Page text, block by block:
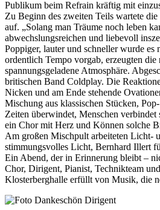
Publikum beim Refrain kräftig mit
Zu Beginn des zweiten Teils wartete
auf. „Solang man Träume noch leben
abwechslungsreichen und liebevoll
Poppiger, lauter und schneller wurde
ordentlich Tempo vorgab, erzeugten
spannungsgeladene Atmosphäre.
britischen Band Coldplay. Die
Nicken und am Ende stehende
Mischung aus klassischen Stücken,
Zeiten überwindet, Menschen
ein Chor mit Herz und Können solche
Am großen Mischpult arbeiteten Licht-
stimmungsvolles Licht, Bernhard Illert
Ein Abend, der in Erinnerung bleibt –
Chor, Dirigent, Pianist, Technikteam
Klosterberghalle erfüllt von Musik, die